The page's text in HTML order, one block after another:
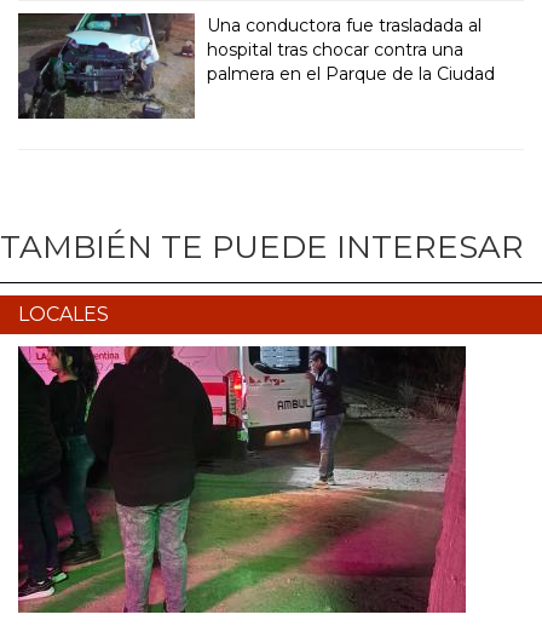
Una conductora fue trasladada al
hospital tras chocar contra una
palmera en el Parque de la Ciudad
TAMBIÉN TE PUEDE INTERESAR
LOCALES